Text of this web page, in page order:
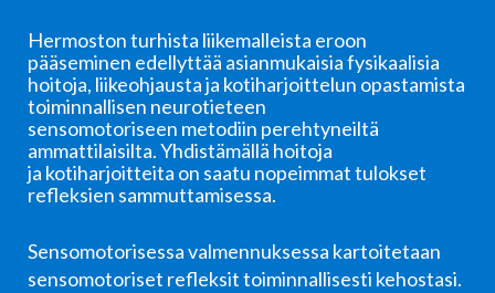
Hermoston turhista liikemalleista eroon
pääseminen edellyttää asianmukaisia fysikaalisia
hoitoja, liikeohjausta ja kotiharjoittelun opastamista
toiminnallisen neurotieteen
sensomotoriseen metodiin perehtyneiltä
ammattilaisilta. Yhdistämällä hoitoja
ja kotiharjoitteita on saatu nopeimmat tulokset
refleksien sammuttamisessa.
Sensomotorisessa valmennuksessa kartoitetaan
sensomotoriset refleksit toiminnallisesti kehostasi.